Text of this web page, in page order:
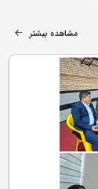
مشاهده بیشتر